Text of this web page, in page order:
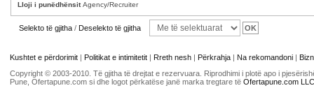
Lloji i punëdhënsitAgency/Recruiter
Selekto të gjitha / Deselekto të gjitha
Kushtet e përdorimit | Politikat e intimitetit | Rreth nesh | Përkrahja | Na rekomandoni |
Copyright © 2003-2010. Të gjitha të drejtat e rezervuara. Riprodhimi i plotë apo i
Pune, Ofertapune.com si dhe logot përkatëse janë marka tregtare të Ofertapune.com LLC